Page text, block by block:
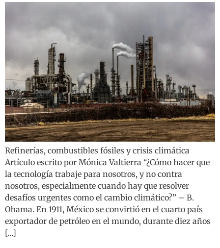
Refinerías, combustibles fósiles y crisis climática
Artículo escrito por Mónica Valtierra “¿Cómo hacer que
la tecnología trabaje para nosotros, y no contra
nosotros, especialmente cuando hay que resolver
desafíos urgentes como el cambio climático?” – B.
Obama. En 1911, México se convirtió en el cuarto país
exportador de petróleo en el mundo, durante diez años
[…]